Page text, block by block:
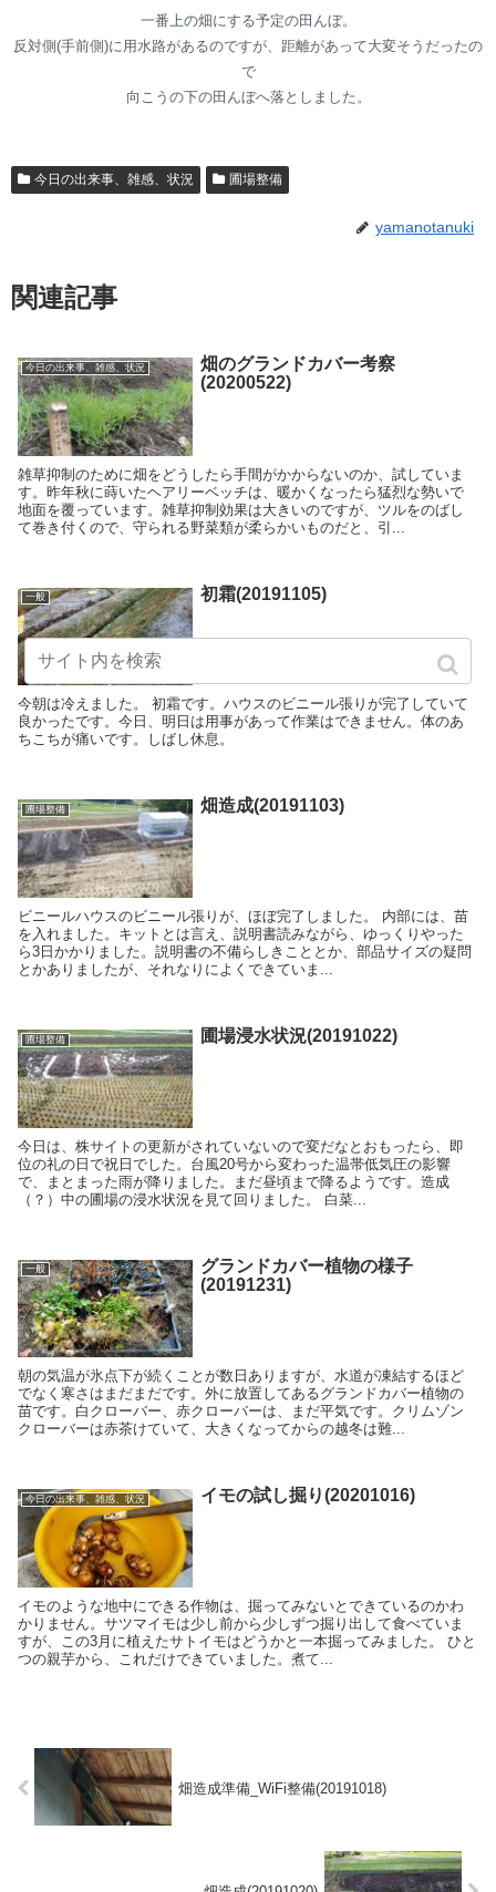
一番上の畑にする予定の田んぼ。
反対側(手前側)に用水路があるのですが、距離があって大変そうだったの
で
向こうの下の田んぼへ落としました。
今日の出来事、雑感、状況 圃場整備
yamanotanuki
関連記事
今日の出来事、雑感、状況
畑のグランドカバー考察
(20200522)
雑草抑制のために畑をどうしたら手間がかからないのか、試していま
す。昨年秋に蒔いたヘアリーベッチは、暖かくなったら猛烈な勢いで
地面を覆っています。雑草抑制効果は大きいのですが、ツルをのばし
て巻き付くので、守られる野菜類が柔らかいものだと、引...
一般 初霜(20191105)
今朝は冷えました。 初霜です。ハウスのビニール張りが完了していて
良かったです。今日、明日は用事があって作業はできません。体のあ
ちこちが痛いです。しばし休息。
圃場整備 畑造成(20191103)
ビニールハウスのビニール張りが、ほぼ完了しました。 内部には、苗
を入れました。キットとは言え、説明書読みながら、ゆっくりやった
ら3日かかりました。説明書の不備らしきこととか、部品サイズの疑問
とかありましたが、それなりによくできていま...
圃場整備 圃場浸水状況(20191022)
今日は、株サイトの更新がされていないので変だなとおもったら、即
位の礼の日で祝日でした。台風20号から変わった温帯低気圧の影響
で、まとまった雨が降りました。まだ昼頃まで降るようです。造成
（？）中の圃場の浸水状況を見て回りました。 白菜...
一般
グランドカバー植物の様子
(20191231)
朝の気温が氷点下が続くことが数日ありますが、水道が凍結するほど
でなく寒さはまだまだです。外に放置してあるグランドカバー植物の
苗です。白クローバー、赤クローバーは、まだ平気です。クリムゾン
クローバーは赤茶けていて、大きくなってからの越冬は難...
今日の出来事、雑感、状況 イモの試し掘り(20201016)
イモのような地中にできる作物は、掘ってみないとできているのかわ
かりません。サツマイモは少し前から少しずつ掘り出して食べていま
すが、この3月に植えたサトイモはどうかと一本掘ってみました。 ひと
つの親芋から、これだけできていました。煮て...
畑造成準備_WiFi整備(20191018)